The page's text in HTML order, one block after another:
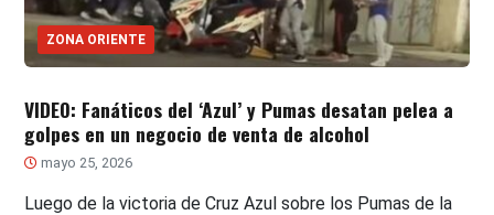
ZONA ORIENTE
VIDEO: Fanáticos del ‘Azul’ y Pumas desatan pelea a
golpes en un negocio de venta de alcohol
mayo 25, 2026
Luego de la victoria de Cruz Azul sobre los Pumas de la